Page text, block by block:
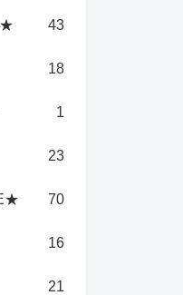
★ 43
18
1
23
70
16
21